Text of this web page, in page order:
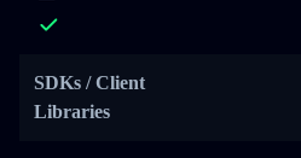
SDKs / Client
Libraries